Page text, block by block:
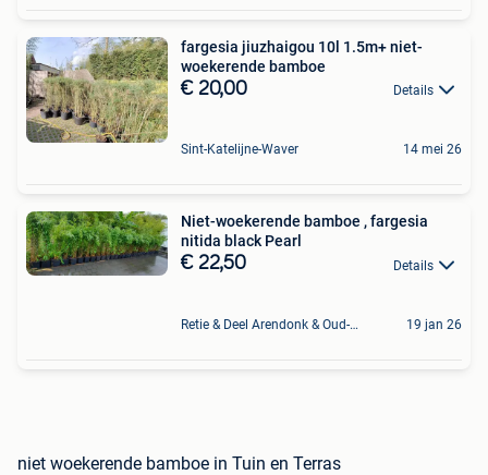
fargesia jiuzhaigou 10l 1.5m+ niet-
woekerende bamboe
€ 20,00 Details
Sint-Katelijne-Waver 14 mei 26
Niet-woekerende bamboe , fargesia
nitida black Pearl
€ 22,50 Details
Retie & Deel Arendonk & Oud-Turnhout 19 jan 26
niet woekerende bamboe in Tuin en Terras